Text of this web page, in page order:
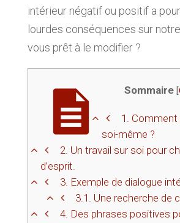
intérieur négatif ou positif a
lourdes conséquences sur
vous prêt à le modifier ?
Sommaire [
1. Comment
soi-même ?
2. Un travail sur soi pour
d’esprit.
3. Exemple de dialogue
3.1. Une recherche de
4. Des phrases positives